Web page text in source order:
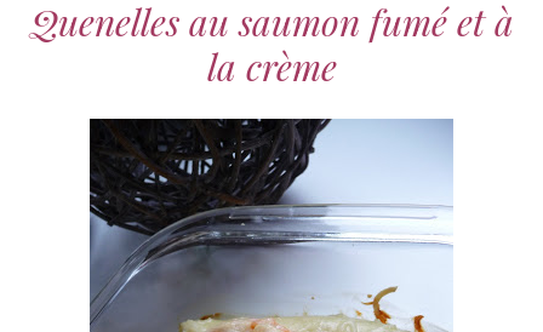
Quenelles au saumon fumé et à
la crème